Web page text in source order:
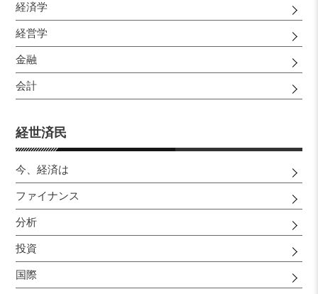
経済学
経営学
金融
会計
経世済民
今、経済は
ファイナンス
分析
投資
国際